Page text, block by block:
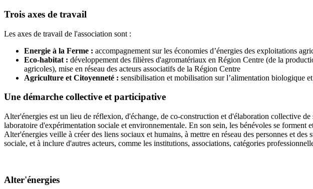
Trois axes de travail
Les axes de travail de l'association sont :
Energie à la Ferme : accompagnement sur les économies d’énergies des exploitations
Eco-habitat : développement des filières d'agromatériaux en Région Centre (de la
agricoles), mise en réseau des acteurs associatifs de la Région Centre
Agriculture et Citoyenneté : sensibilisation et mobilisation sur l’alimentation biologique
Une démarche collective et participative
Alter'énergies est un lieu de réflexion, d'échange, de co-construction et d'élaboration collective
laboratoire d'expérimentation sociale et environnementale. En son sein, les bénévoles se forment
Alter'énergies veille à créer des liens sociaux et humains, à mettre en réseau des personnes et
sociale, et à inclure d'autres acteurs, comme les institutions, associations, catégories
Alter'énergies